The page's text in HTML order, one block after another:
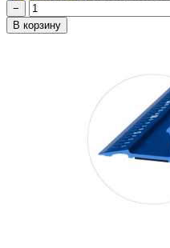
−
В корзину